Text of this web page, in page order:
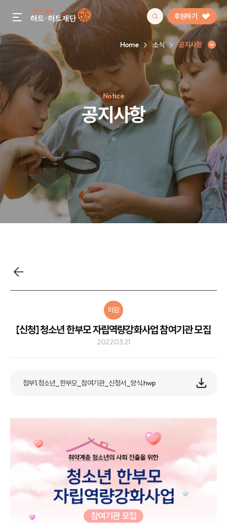
gnb menu open 후원하기
인기 키워드
#정기후원#하트플레이스#캠페인#팬덤후원
Home 소식 공지사항
Notice
공지사항
마감
[신청] 청소년 한부모 자립역량강화사업 참여기관 모집
2022.03.21
첨부1.청소년_한부모_참여기관_신청서_양식.hwp